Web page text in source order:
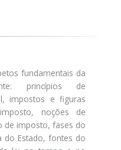
fundamentais da
princípios de
impostos e figuras
noções de
de imposto, fases do
do Estado, fontes do